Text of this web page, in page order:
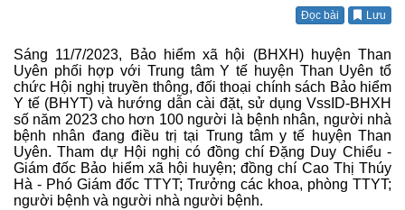
Đọc bài Lưu
Sáng 11/7/2023, Bảo hiểm xã hội (BHXH) huyện Than
Uyên phối hợp với Trung tâm Y tế huyện Than Uyên tổ
chức Hội nghị truyền thông, đối thoại chính sách Bảo hiểm
Y tế (BHYT) và hướng dẫn cài đặt, sử dụng VssID-BHXH
số năm 2023 cho hơn 100 người là bệnh nhân, người nhà
bệnh nhân đang điều trị tại Trung tâm y tế huyện Than
Uyên. Tham dự Hội nghị có đồng chí Đặng Duy Chiểu -
Giám đốc Bảo hiểm xã hội huyện; đồng chí Cao Thị Thúy
Hà - Phó Giám đốc TTYT; Trưởng các khoa, phòng TTYT;
người bệnh và người nhà người bệnh.